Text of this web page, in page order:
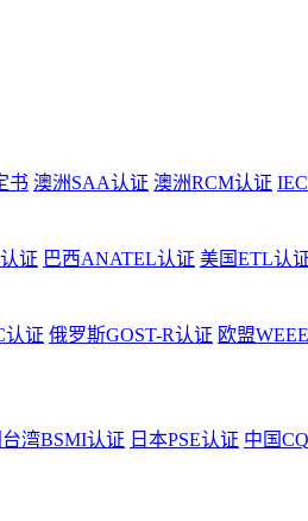
书 澳洲SAA认证 澳洲RCM认证
证 巴西ANATEL认证 美国ETL认
认证 俄罗斯GOST-R认证 欧盟
湾BSMI认证 日本PSE认证 中国